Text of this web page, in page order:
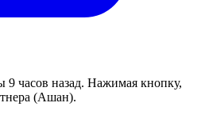
часов назад. Нажимая кнопку,
(Ашан).